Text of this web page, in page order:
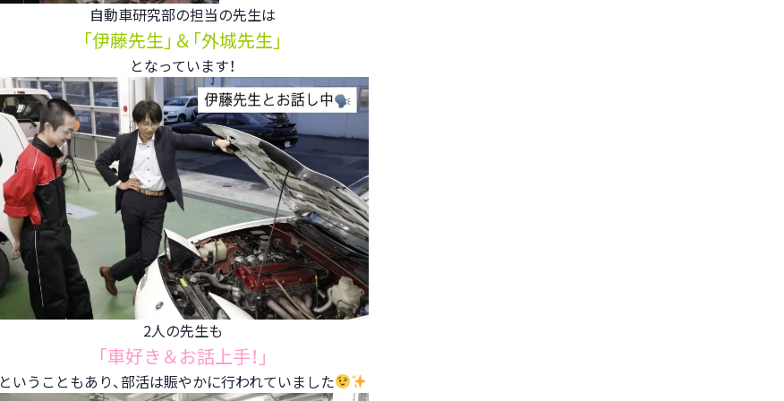
自動車研究部の担当の先生は
「伊藤先生」＆「外城先生」
となっています！
2人の先生も
「車好き＆お話上手！」
ということもあり、 部活は賑やかに行われていました